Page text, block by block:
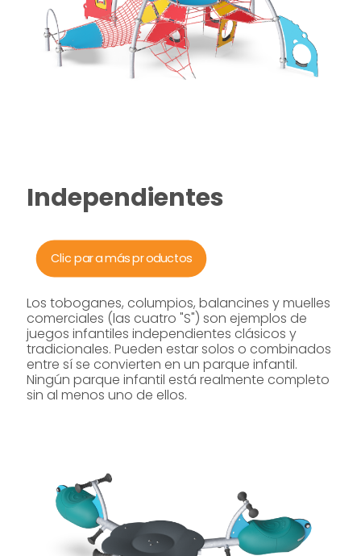
Independientes
Clic para más productos
Los toboganes, columpios, balancines y muelles
comerciales (las cuatro "S") son ejemplos de
juegos infantiles independientes clásicos y
tradicionales. Pueden estar solos o combinados
entre sí se convierten en un parque infantil.
Ningún parque infantil está realmente completo
sin al menos uno de ellos.